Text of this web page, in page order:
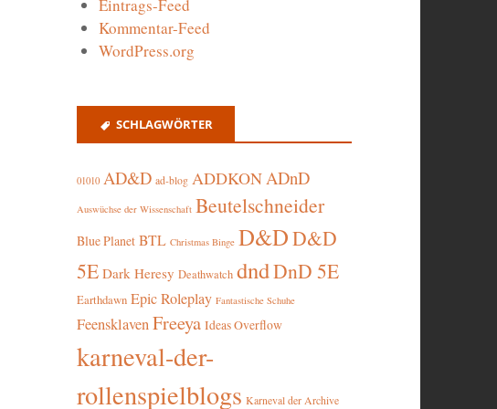
Eintrags-Feed
Kommentar-Feed
WordPress.org
SCHLAGWÖRTER
01010 AD&D ad-blog ADDKONADnD
Auswüchse der Wissenschaft Beutelschneider
Blue Planet BTL Christmas Binge D&DD&D
5E Dark Heresy Deathwatch dndDnD 5E
Earthdawn Epic Roleplay Fantastische Schuhe
Feensklaven Freeya Ideas Overflow
karneval-der-
rollenspielblogs Karneval der Archive